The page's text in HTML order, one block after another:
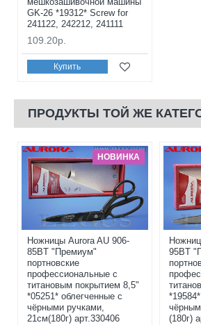
GK-26 *19312* Screw for
241122, 242212, 241111
109.20р.
Купить
ПРОДУКТЫ ТОЙ ЖЕ
НОВИНКА
Ножницы Aurora AU 906-
85BT "Премиум"
портновские
профессиональные с
титановым покрытием 8,5"
*05251* облегченные с
чёрными ручками,
21см(180г) арт.330406
95BT
(180г)